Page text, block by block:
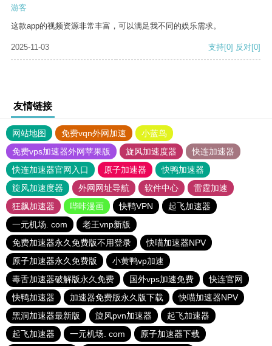
游客
这款app的视频资源非常丰富，可以满足我不同的娱乐需求。
2025-11-03 支持[0] 反对[0]
友情链接
网站地图 免费vqn外网加速
小蓝鸟
免费vps加速器外网苹果版
旋风加速度器
快连加速器
快连加速器官网入口
原子加速器
快鸭加速器
旋风加速度器
外网网址导航 软件中心
雷霆加速
狂飙加速器
哔咔漫画 快鸭VPN
起飞加速器
一元机场. com
老王vnp新版
免费加速器永久免费版不用登录
快喵加速器NPV
原子加速器永久免费版
小黄鸭vp加速
毒舌加速器破解版永久免费
国外vps加速免费
快连官网
快鸭加速器
加速器免费版永久版下载
快喵加速器NPV
黑洞加速器最新版
旋风pvn加速器
起飞加速器
起飞加速器
一元机场. com 原子加速器下载